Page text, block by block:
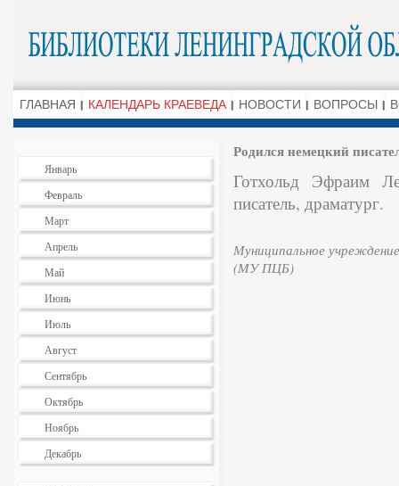
ГЛАВНАЯ КАЛЕНДАРЬ КРАЕВЕДА НОВОСТИ ВОПРОСЫ
Январь
Февраль
Март
Апрель
Май
Июнь
Июль
Август
Сентябрь
Октябрь
Ноябрь
Декабрь
Родился немецкий
Готхольд Эфраим
писатель, драматург.
Муниципальное
(МУ ПЦБ)